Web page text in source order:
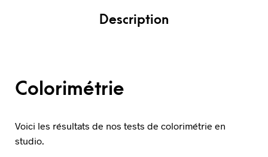
Description
Colorimétrie
Voici les résultats de nos tests de colorimétrie en
studio.